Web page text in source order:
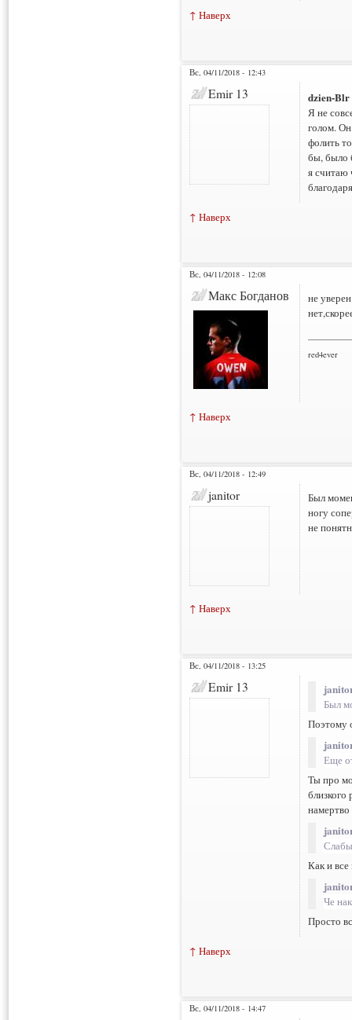
↑ Наверх
Вс, 04/11/2018 - 12:43
Emir 13 dzien-Blr
Я не
голом.
фолить
бы, было
я считаю
↑ Наверх
Вс, 04/11/2018 - 12:08
Макс Богданов
не
red4ever
↑ Наверх
Вс, 04/11/2018 - 12:49
janitor
Был
ногу
не
↑ Наверх
Вс, 04/11/2018 - 13:25
Emir 13
Был
Поэтому
Еще
Ты про
близкого
Как и
Че
Просто
↑ Наверх
Вс, 04/11/2018 - 14:47